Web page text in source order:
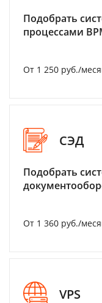
Подобрать
процессами
От 1 250 руб./
СЭД
Подобрать
От 1 360 руб./
VPS